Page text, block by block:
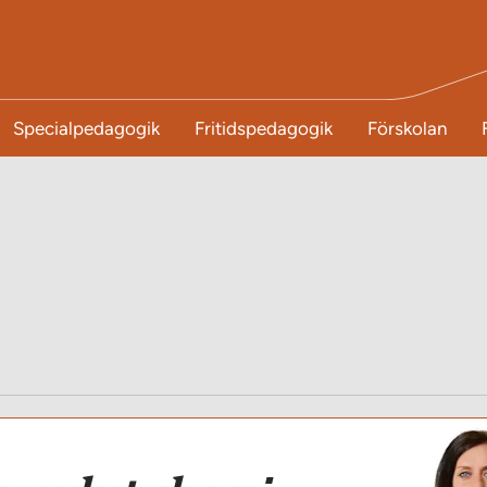
Specialpedagogik Fritidspedagogik Förskolan